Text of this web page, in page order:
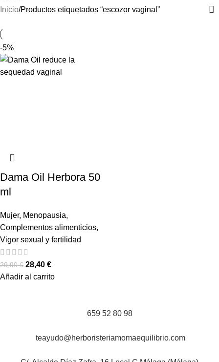
Inicio Productos etiquetados “escozor vaginal”
-5%
Dama Oil Herbora 50
ml
Mujer, Menopausia,
Complementos alimenticios,
Vigor sexual y fertilidad
29,90€ 28,40 €
Añadir al carrito
659 52 80 98
teayudo@herboristeriamomaequilibrio.com